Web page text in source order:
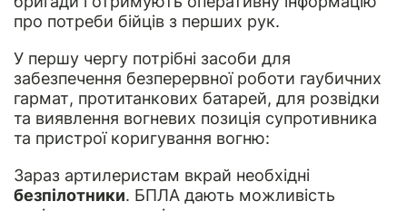
про потреби бійців з перших рук.
У першу чергу потрібні засоби для
забезпечення безперервної роботи гаубичних
гармат, протитанкових батарей, для розвідки
та виявлення вогневих позиція супротивника
та пристрої коригування вогню:
Зараз артилеристам вкрай необхідні
безпілотники. БПЛА дають можливість